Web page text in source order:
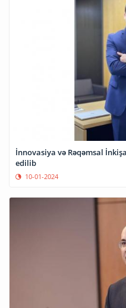
İnnovasiya və Rəqəmsal
edilib
10-01-2024